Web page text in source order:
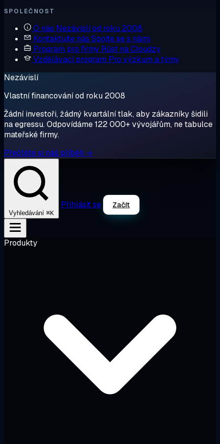
SPOLEČNOST
O nás Nezávislí od roku 2008
Kontaktujte nás Spojte se s námi
Program pro firmy Růst na Cloudzy
Vzdělávací program Pro výzkum a týmy
Nezávislí
Vlastní financování od roku 2008
Žádní investoři, žádný kvartální tlak, aby zákazníky šidili
na egressu. Odpovídáme 122 000+ vývojářům, ne tabulce
mateřské firmy.
Přečtěte si náš příběh →
Vyhledávání ⌘K
Přihlásit se Začít
Produkty